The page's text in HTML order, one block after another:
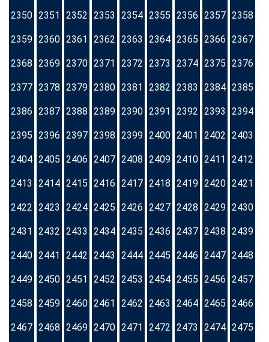
2350 2351 2352 2353 2354 2355 2356 2357 2358
2359 2360 2361 2362 2363 2364 2365 2366 2367
2368 2369 2370 2371 2372 2373 2374 2375 2376
2377 2378 2379 2380 2381 2382 2383 2384 2385
2386 2387 2388 2389 2390 2391 2392 2393 2394
2395 2396 2397 2398 2399 2400 2401 2402 2403
2404 2405 2406 2407 2408 2409 2410 2411 2412
2413 2414 2415 2416 2417 2418 2419 2420 2421
2422 2423 2424 2425 2426 2427 2428 2429 2430
2431 2432 2433 2434 2435 2436 2437 2438 2439
2440 2441 2442 2443 2444 2445 2446 2447 2448
2449 2450 2451 2452 2453 2454 2455 2456 2457
2458 2459 2460 2461 2462 2463 2464 2465 2466
2467 2468 2469 2470 2471 2472 2473 2474 2475